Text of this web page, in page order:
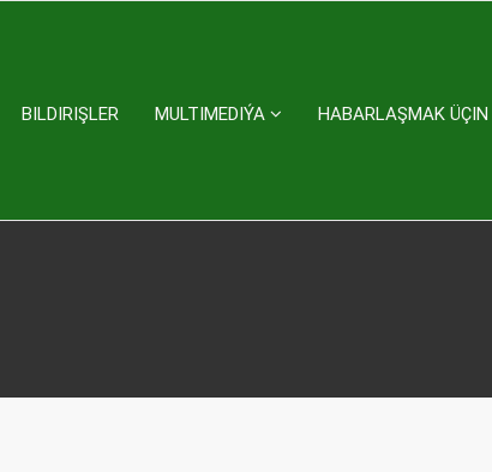
BILDIRIŞLER MULTIMEDIÝA HABARLAŞMAK ÜÇIN